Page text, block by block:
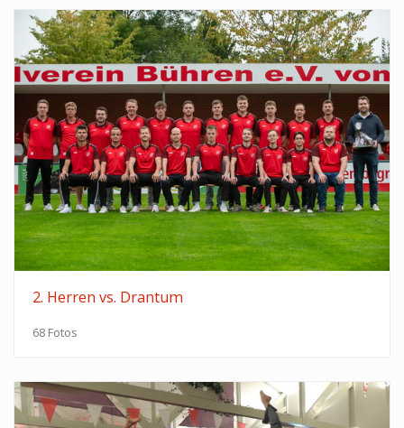
2. Herren vs. Drantum
68 Fotos